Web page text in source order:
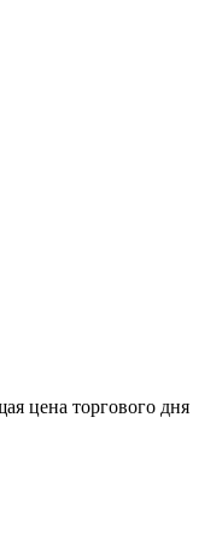
цена торгового дня